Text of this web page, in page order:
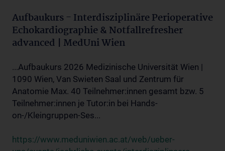
Aufbaukurs - Interdisziplinäre Perioperative
Echokardiographie & Notfallrefresher
advanced | MedUni Wien
...Aufbaukurs 2026 Medizinische Universität Wien |
1090 Wien, Van Swieten Saal und Zentrum für
Anatomie Max. 40 Teilnehmer:innen gesamt bzw. 5
Teilnehmer:innen je Tutor:in bei Hands-
on-/Kleingruppen-Ses...
https://www.meduniwien.ac.at/web/ueber-